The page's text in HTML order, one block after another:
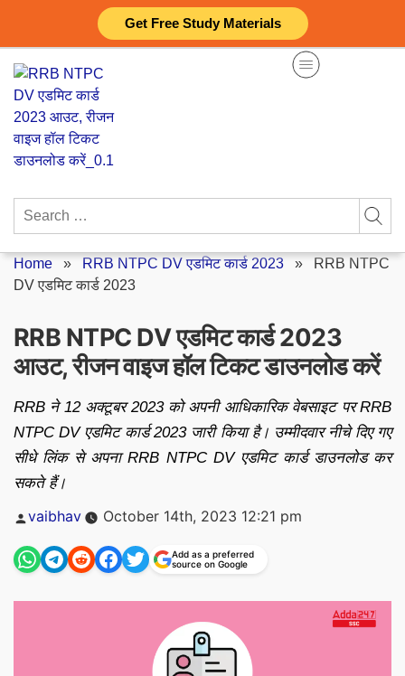
Get Free Study Materials
content
Search
Home » RRB NTPC DV एडमिट कार्ड 2023 » RRB NTPC
DV एडमिट कार्ड 2023
RRB NTPC DV एडमिट कार्ड 2023
आउट, रीजन वाइज हॉल टिकट डाउनलोड करें
RRB ने 12 अक्टूबर 2023 को अपनी आधिकारिक वेबसाइट पर RRB
NTPC DV एडमिट कार्ड 2023 जारी किया है। उम्मीदवार नीचे दिए गए
सीधे लिंक से अपना RRB NTPC DV एडमिट कार्ड डाउनलोड कर
सकते हैं।
Posted
vaibhav October 14th, 2023 12:21 pm
Add as a preferred
source on Google